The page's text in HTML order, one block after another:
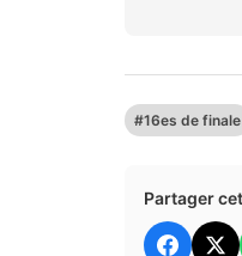
#16es de finale
Partager